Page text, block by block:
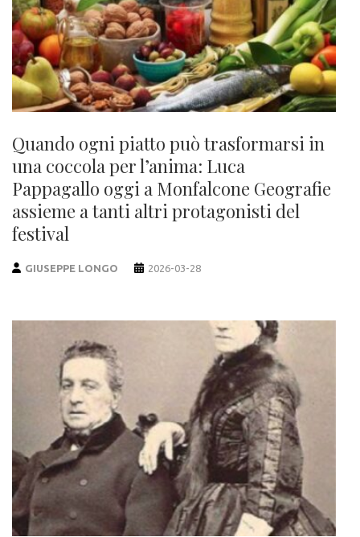
Quando ogni piatto può trasformarsi in
una coccola per l’anima: Luca
Pappagallo oggi a Monfalcone Geografie
assieme a tanti altri protagonisti del
festival
GIUSEPPE LONGO 2026-03-28